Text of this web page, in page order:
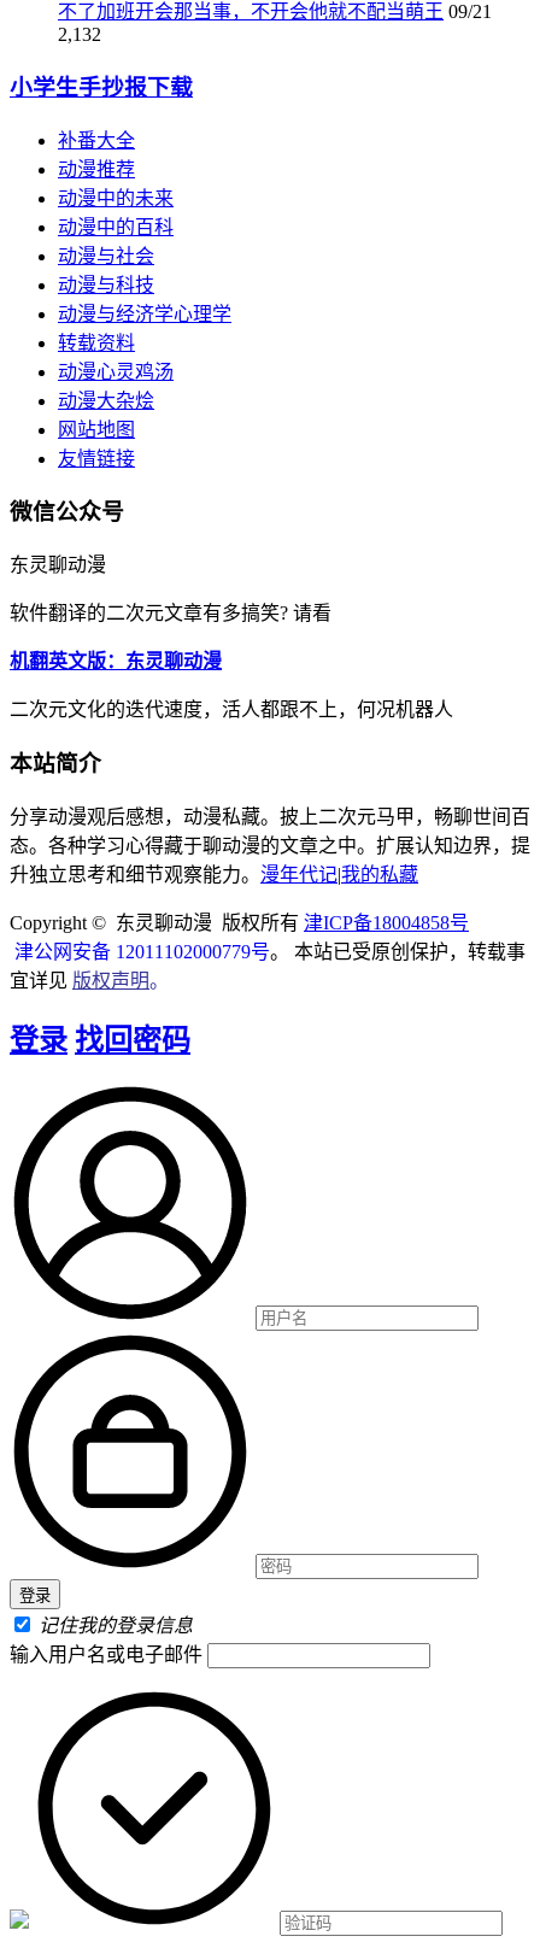
不了加班开会那当事，不开会他就不配当萌王 09/21
2,132
小学生手抄报下载
补番大全
动漫推荐
动漫中的未来
动漫中的百科
动漫与社会
动漫与科技
动漫与经济学心理学
转载资料
动漫心灵鸡汤
动漫大杂烩
网站地图
友情链接
微信公众号
东灵聊动漫
软件翻译的二次元文章有多搞笑? 请看
机翻英文版：东灵聊动漫
二次元文化的迭代速度，活人都跟不上，何况机器人
本站简介
分享动漫观后感想，动漫私藏。披上二次元马甲，畅聊世间百
态。各种学习心得藏于聊动漫的文章之中。扩展认知边界，提
升独立思考和细节观察能力。 漫年代记|我的私藏
Copyright © 东灵聊动漫 版权所有 津ICP备18004858号
津公网安备 12011102000779号。 本站已受原创保护，转载事
宜详见 版权声明。
登录 找回密码
记住我的登录信息
输入用户名或电子邮件